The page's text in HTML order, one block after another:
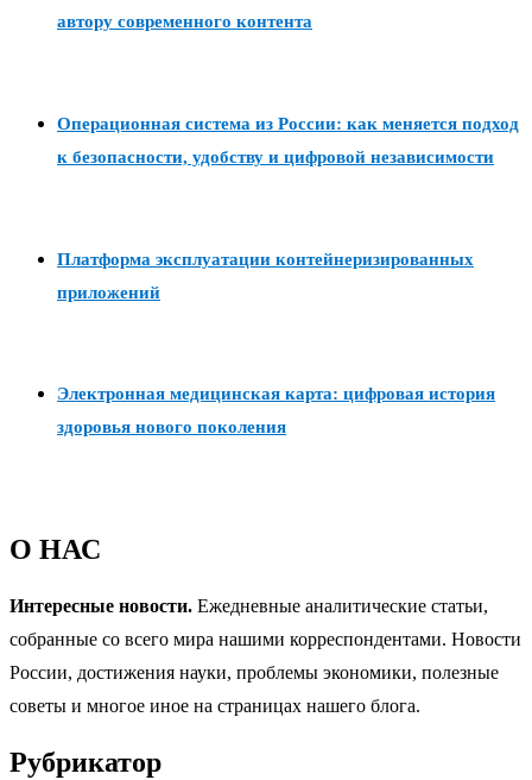
автору современного контента
Операционная система из России: как меняется подход
к безопасности, удобству и цифровой независимости
Платформа эксплуатации контейнеризированных
приложений
Электронная медицинская карта: цифровая история
здоровья нового поколения
О НАС
Интересные новости. Ежедневные аналитические статьи,
собранные со всего мира нашими корреспондентами. Новости
России, достижения науки, проблемы экономики, полезные
советы и многое иное на страницах нашего блога.
Рубрикатор